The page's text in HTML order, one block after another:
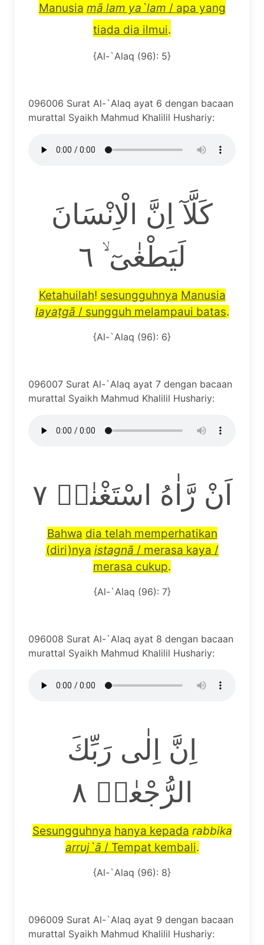
Manusia mā lam ya`lam / apa yang
tiada dia ilmui.
{Al-`Alaq (96): 5}
096006 Surat Al-`Alaq ayat 6 dengan bacaan
murattal Syaikh Mahmud Khalilil Hushariy:
كَلَّآ اِنَّ الْاِنْسَانَ
لَيَطْغٰىٓ ۙ ٦
Ketahuilah! sesungguhnya Manusia
layaṭgā / sungguh melampaui batas.
{Al-`Alaq (96): 6}
096007 Surat Al-`Alaq ayat 7 dengan bacaan
murattal Syaikh Mahmud Khalilil Hushariy:
اَنْ رَّاٰهُ اسْتَغْنٰىۗ ٧
Bahwa dia telah memperhatikan
(diri)nya istagnā / merasa kaya /
merasa cukup.
{Al-`Alaq (96): 7}
096008 Surat Al-`Alaq ayat 8 dengan bacaan
murattal Syaikh Mahmud Khalilil Hushariy:
اِنَّ اِلٰى رَبِّكَ
الرُّجْعٰىۗ ٨
Sesungguhnya hanya kepada rabbika
arruj`ā / Tempat kembali.
{Al-`Alaq (96): 8}
096009 Surat Al-`Alaq ayat 9 dengan bacaan
murattal Syaikh Mahmud Khalilil Hushariy: